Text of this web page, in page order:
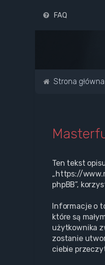
FAQ
Strona główna
Ten tekst
„https://
phpBB”,
Informacje o
które są
użytkownika
zostanie
ciebie